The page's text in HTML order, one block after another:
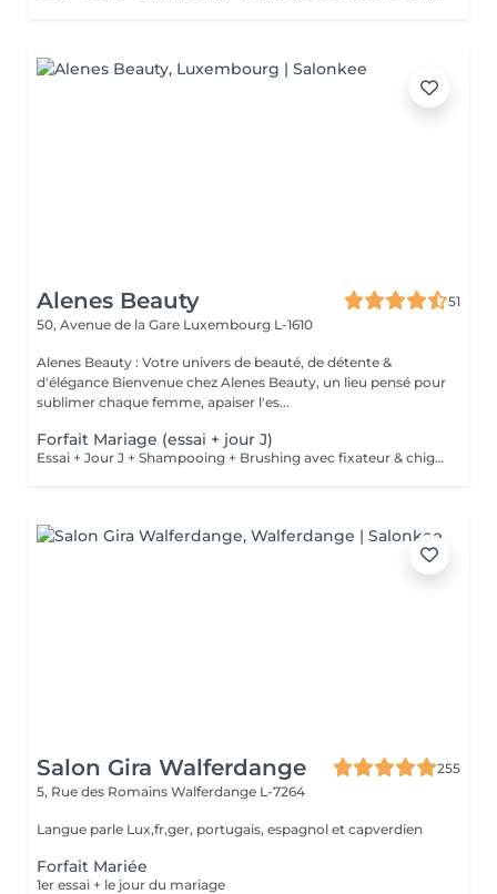
Alenes Beauty
51
50, Avenue de la Gare Luxembourg L-1610
Alenes Beauty : Votre univers de beauté, de détente &
d'élégance Bienvenue chez Alenes Beauty, un lieu pensé pour
sublimer chaque femme, apaiser l'es...
Forfait Mariage (essai + jour J)
Essai + Jour J + Shampooing + Brushing avec fixateur & chignon
Salon Gira Walferdange
255
5, Rue des Romains Walferdange L-7264
Langue parle Lux,fr,ger, portugais, espagnol et capverdien
Forfait Mariée
1er essai + le jour du mariage